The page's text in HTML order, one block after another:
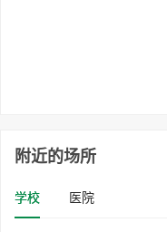
附近的场所
学校 医院